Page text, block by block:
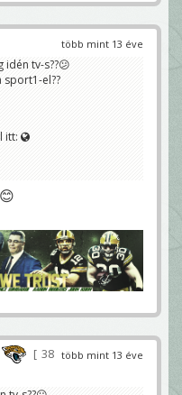
több mint 13 éve
idén tv-s??😕
sport1-el??
itt:
több mint 13 éve
38